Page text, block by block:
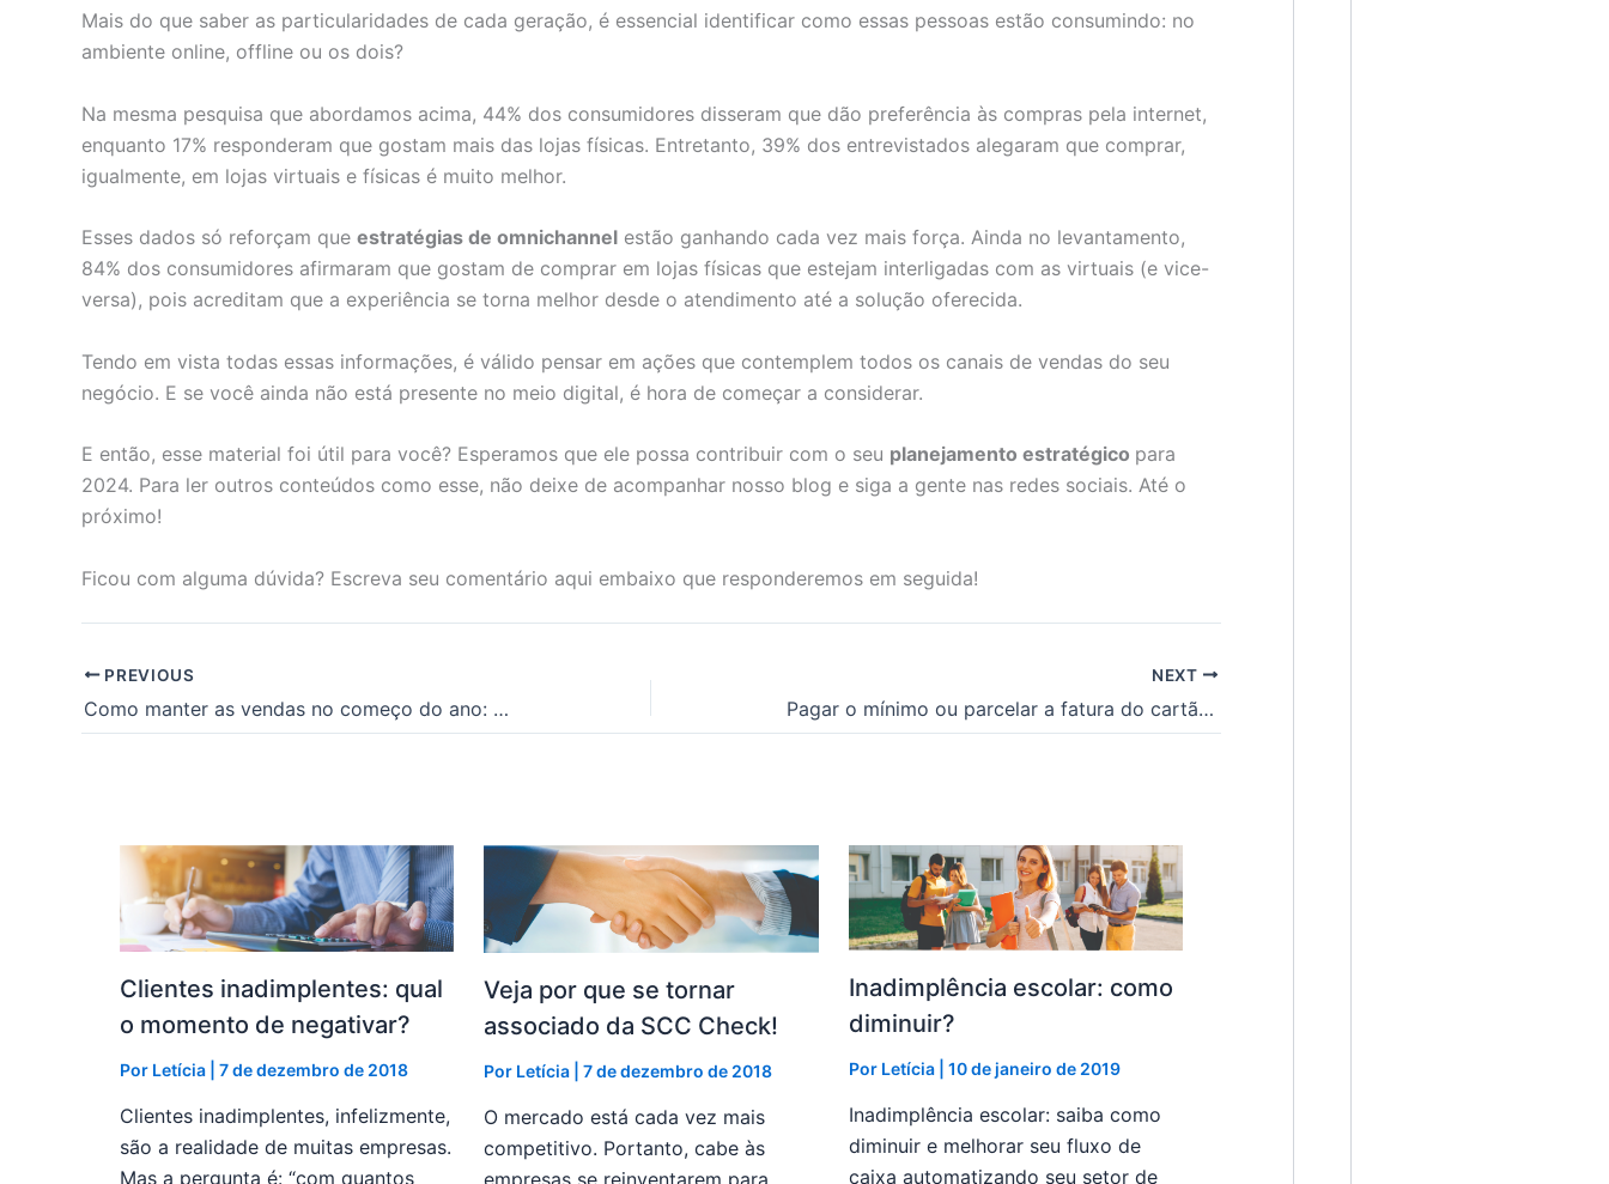
Mais do que saber as particularidades de cada geração, é essencial identificar como essas pessoas estão consumindo: no
ambiente online, offline ou os dois?
Na mesma pesquisa que abordamos acima, 44% dos consumidores disseram que dão preferência às compras pela internet,
enquanto 17% responderam que gostam mais das lojas físicas. Entretanto, 39% dos entrevistados alegaram que comprar,
igualmente, em lojas virtuais e físicas é muito melhor.
Esses dados só reforçam que estratégias de omnichannel estão ganhando cada vez mais força. Ainda no levantamento,
84% dos consumidores afirmaram que gostam de comprar em lojas físicas que estejam interligadas com as virtuais (e vice-
versa), pois acreditam que a experiência se torna melhor desde o atendimento até a solução oferecida.
Tendo em vista todas essas informações, é válido pensar em ações que contemplem todos os canais de vendas do seu
negócio. E se você ainda não está presente no meio digital, é hora de começar a considerar.
E então, esse material foi útil para você? Esperamos que ele possa contribuir com o seu planejamento estratégico para
2024. Para ler outros conteúdos como esse, não deixe de acompanhar nosso blog e siga a gente nas redes sociais. Até o
próximo!
Ficou com alguma dúvida? Escreva seu comentário aqui embaixo que responderemos em seguida!
PREVIOUS
Como manter as vendas no começo do ano: confira 8 dicas!
NEXT
Pagar o mínimo ou parcelar a fatura do cartão de crédito?
Clientes inadimplentes: qual
o momento de negativar?
Por Letícia 7 de dezembro de 2018
Clientes inadimplentes, infelizmente,
são a realidade de muitas empresas.
Mas a pergunta é: “com quantos
Veja por que se tornar
associado da SCC Check!
Por Letícia |7 de dezembro de 2018
O mercado está cada vez mais
competitivo. Portanto, cabe às
Inadimplência escolar: como
diminuir?
Por Letícia 10 de janeiro de 2019
Inadimplência escolar: saiba como
diminuir e melhorar seu fluxo de
caixa automatizando seu setor de